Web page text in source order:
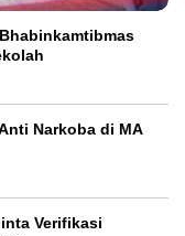
Narkoba di MA
Verifikasi